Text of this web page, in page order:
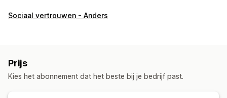
Bestellingenbeheer
Voorraadbeheer
Automatische synchronisatie
Meerdere magazijnen
Sociaal vertrouwen - Anders
Prijs
Kies het abonnement dat het beste bij je bedrijf past.